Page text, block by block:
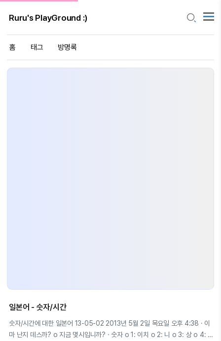
Ruru's PlayGround :)
홈 태그 방명록
일본어 - 숫자/시간
숫자/시간에 대한 일본어 13-05-02 2013년 5월 2일 목요일 오후 4:38 · 이
마 난지 데스까? o 지금 몇시입니까? · 숫자 o 1: 이치 o 2: 니 o 3: 상 o 4: 시